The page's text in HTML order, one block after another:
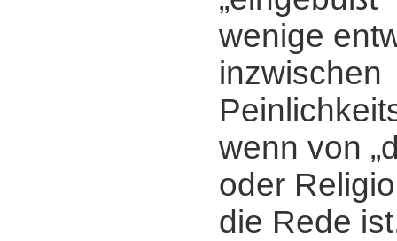
wenige
inzwischen
wenn von
oder
die Rede